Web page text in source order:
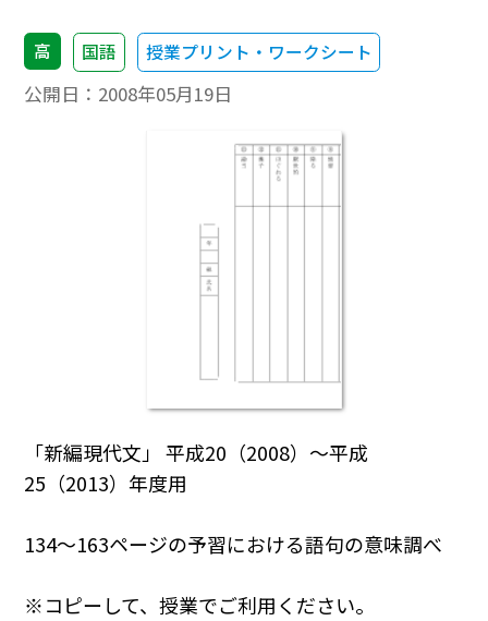
高 国語 授業プリント・ワークシート
公開日： 2008年05月19日
「新編現代文」 平成20（2008）～平成
25（2013）年度用
134～163ページの予習における語句の意味調べ
※コピーして、授業でご利用ください。